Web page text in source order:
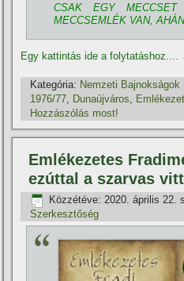
CSAK EGY MECCSET
MECCSEMLÉK VAN,
Egy kattintás ide a folytatáshoz....
Kategória: Nemzeti Bajnokságok
1976/77, Dunaújváros,
Hozzászólás most!
Emlékezetes
ezúttal a szarvas
Közzétéve: 2020. április 22.
Szerkesztőség